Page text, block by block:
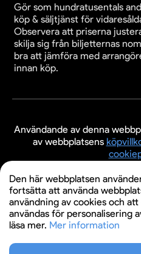
Gör som hundratusentals
köp & säljtjänst för
Observera att priserna
skilja sig från biljetternas
bra att jämföra med
innan köp.
Användande av denna
av webbplatsens
© 2026
Den här webbplatsen
fortsätta att använda
användning av cookies och
användas för personalisering
läsa mer. Mer information